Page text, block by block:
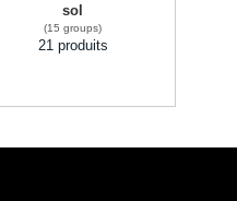
sol
(15 groups)
21 produits